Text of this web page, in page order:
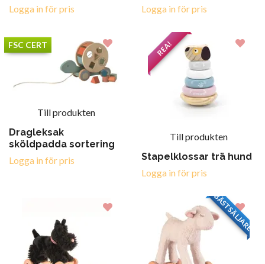
Logga in för pris Logga in för pris
FSC CERT
Till produkten
Dragleksak
sköldpadda sortering
Logga in för pris
REA!
Till produkten
Stapelklossar trä hund
Logga in för pris
BÄSTSÄLJARE